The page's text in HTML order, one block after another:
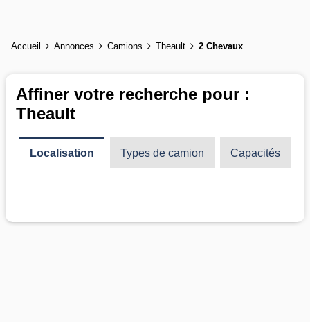
Accueil Annonces Camions Theault 2 Chevaux
Affiner votre recherche pour :
Theault
Localisation Types de camion Capacités